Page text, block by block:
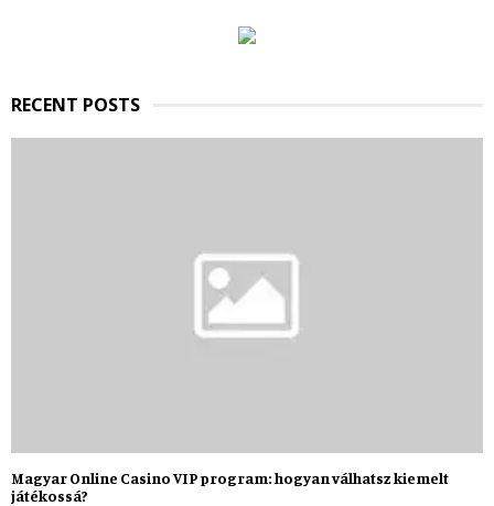
RECENT POSTS
Magyar Online Casino VIP program: hogyan válhatsz kiemelt
játékossá?